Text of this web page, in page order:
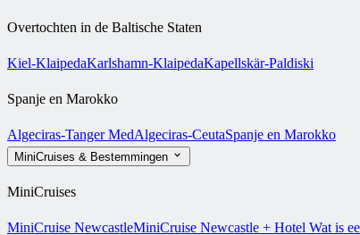
Overtochten in de Baltische Staten
Kiel-KlaipedaKarlshamn-KlaipedaKapellskär-Paldiski
Spanje en Marokko
Algeciras-Tanger MedAlgeciras-CeutaSpanje en Marokko
MiniCruises & Bestemmingen
MiniCruises
MiniCruise NewcastleMiniCruise Newcastle + Hotel Wat is